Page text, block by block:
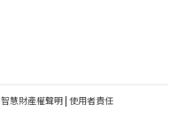
智慧財產權聲明 | 使用者責任